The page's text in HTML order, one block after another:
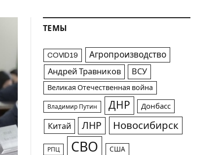
ТЕМЫ
COVID19 Агропроизводство
Андрей Травников ВСУ
Великая Отечественная война
Владимир Путин ДНР Донбасс
Китай ЛНР Новосибирск
РПЦ СВО США